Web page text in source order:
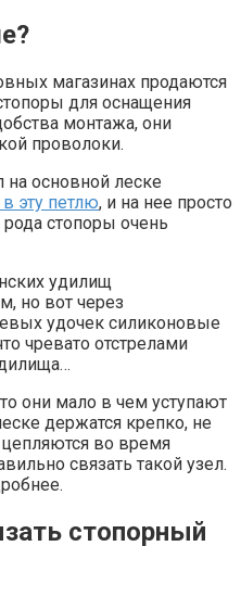
магазинах продаются
для оснащения
монтажа, они
проволоки.
эту петлю, и на нее просто
рода стопоры очень
удилищ
но вот через
удочек силиконовые
чревато отстрелами
они мало в чем уступают
держатся крепко, не
цепляются во время
связать такой узел.
стопорный